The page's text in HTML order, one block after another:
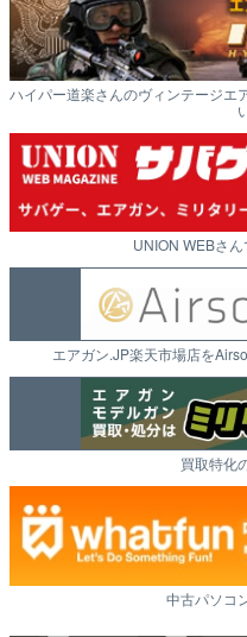
ハイパー道楽さんのヴィンテージエ
UNION WEBさ
エアガン.JP楽天市場店を
買取特化
中古パソコ